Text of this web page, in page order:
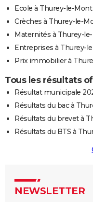
Ecole à Thurey-le-Mont
Crèches à Thurey-le-
Maternités à Thurey-
Entreprises à Thurey-
Prix immobilier à
Tous les résultats
Résultat municipale
Résultats du bac à
Résultats du brevet à
Résultats du BTS à
NEWSLETTER